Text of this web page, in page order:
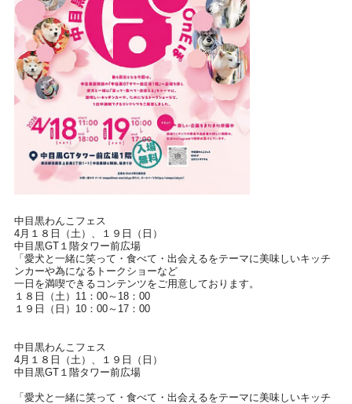
中目黒わんこフェス
4月１８日（土）、１９日（日）
中目黒GT１階タワー前広場
「愛犬と一緒に笑って・食べて・出会えるをテーマに美味しいキッチ
ンカーや為になるトークショーなど
一日を満喫できるコンテンツをご用意しております。
１８日（土）11：00～18：00
１９日（日）10：00～17：00
中目黒わんこフェス
4月１８日（土）、１９日（日）
中目黒GT１階タワー前広場
「愛犬と一緒に笑って・食べて・出会えるをテーマに美味しいキッチ